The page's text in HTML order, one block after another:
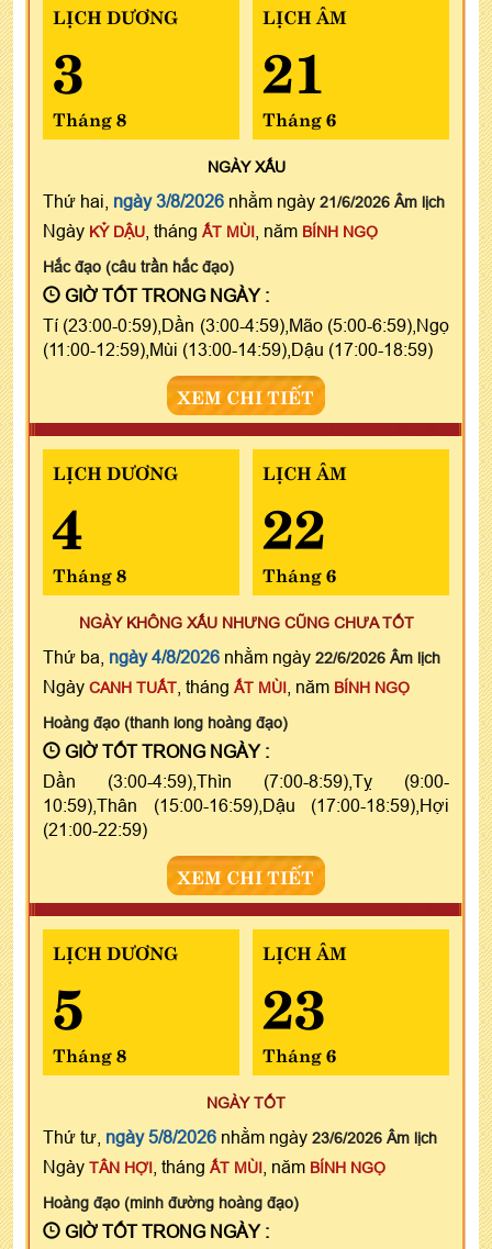
LỊCH DƯƠNG
3
Tháng 8
LỊCH ÂM
21
Tháng 6
NGÀYXẤU
Thứ hai, ngày 3/8/2026 nhằm ngày 21/6/2026 Âm lịch
Ngày KỶ DẬU , tháng ẤT MÙI , năm BÍNH NGỌ
Hắc đạo (câu trần hắc đạo)
GIỜ TỐT TRONG NGÀY :
Tí (23:00-0:59),Dần (3:00-4:59),Mão (5:00-6:59),Ngọ
(11:00-12:59),Mùi (13:00-14:59),Dậu (17:00-18:59)
XEM CHI TIẾT
LỊCH DƯƠNG
4
Tháng 8
LỊCH ÂM
22
Tháng 6
NGÀY KHÔNG XẤU NHƯNG CŨNG CHƯA TỐT
Thứ ba, ngày 4/8/2026 nhằm ngày 22/6/2026 Âm lịch
Ngày CANH TUẤT , tháng ẤT MÙI , năm BÍNH NGỌ
Hoàng đạo (thanh long hoàng đạo)
GIỜ TỐT TRONG NGÀY :
Dần (3:00-4:59),Thìn (7:00-8:59),Tỵ (9:00-
10:59),Thân (15:00-16:59),Dậu (17:00-18:59),Hợi
(21:00-22:59)
XEM CHI TIẾT
LỊCH DƯƠNG
5
Tháng 8
LỊCH ÂM
23
Tháng 6
NGÀY TỐT
Thứ tư, ngày 5/8/2026 nhằm ngày 23/6/2026 Âm lịch
Ngày TÂN HỢI , tháng ẤT MÙI , năm BÍNH NGỌ
Hoàng đạo (minh đường hoàng đạo)
GIỜ TỐT TRONG NGÀY :